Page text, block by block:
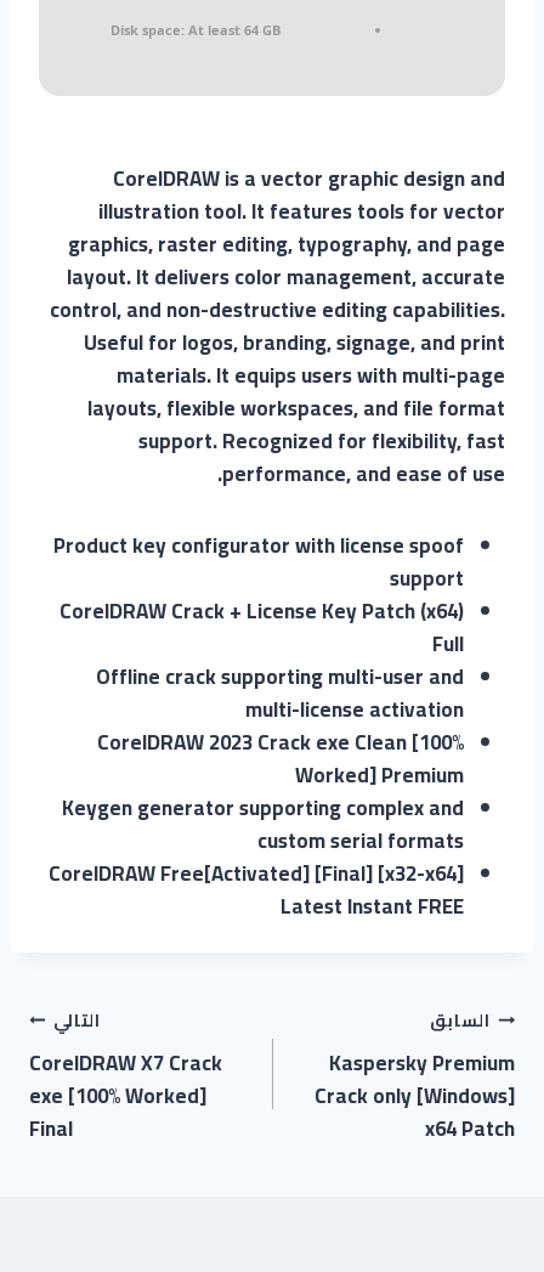
Disk space: At least 64 GB
CorelDRAW is a vector graphic design and
illustration tool. It features tools for vector
graphics, raster editing, typography, and page
layout. It delivers color management, accurate
control, and non-destructive editing capabilities.
Useful for logos, branding, signage, and print
materials. It equips users with multi-page
layouts, flexible workspaces, and file format
support. Recognized for flexibility, fast
performance, and ease of use.
Product key configurator with license spoof
support
CorelDRAW Crack + License Key Patch (x64)
Full
Offline crack supporting multi-user and
multi-license activation
CorelDRAW 2023 Crack exe Clean [100%
Worked] Premium
Keygen generator supporting complex and
custom serial formats
CorelDRAW Free[Activated] [Final] [x32-x64]
Latest Instant FREE
السابق
Kaspersky Premium
Crack only [Windows]
x64 Patch
التالي
CorelDRAW X7 Crack
exe [100% Worked]
Final